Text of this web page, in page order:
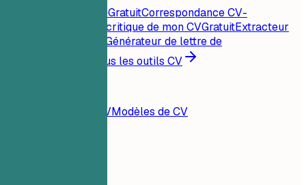
Score CV instantanéGratuitCorrespondance CV-
Analyse critique de mon CVGratuitExtracteur
Générateur de lettre de
Tous les outils CV
Exemples de CVModèles de CV